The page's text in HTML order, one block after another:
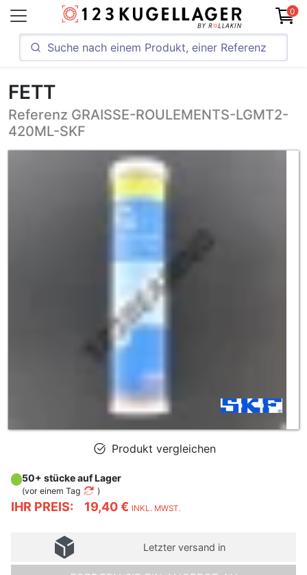
0
FETT
Referenz GRAISSE-ROULEMENTS-LGMT2-
420ML-SKF
Produkt vergleichen
IHR PREIS: 19,40 € INKL. MWST.
50+ stücke auf Lager
(vor einem Tag )
Letzter versand in